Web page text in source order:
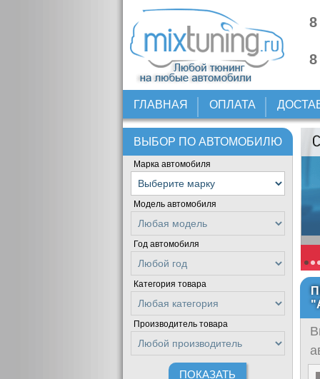
ГЛАВНАЯ ОПЛАТА
ВЫБОР ПО АВТОМОБИЛЮ
Марка автомобиля
Модель автомобиля
Год автомобиля
Категория товара
Производитель товара